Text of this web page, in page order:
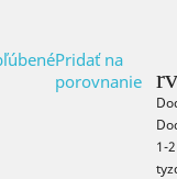
Pridať na
porovnanie
1-2